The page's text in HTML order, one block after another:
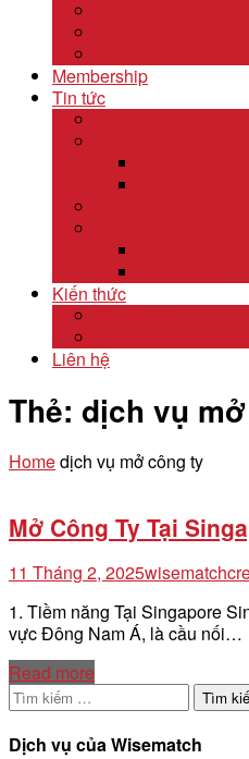
Membership
Tin tức
Kiến thức
Liên hệ
Thẻ: dịch vụ
Homedịch vụ mở công ty
Mở Công Ty Tại
11 Tháng 2, 2025
1. Tiềm năng Tại Singapore
vực Đông Nam Á, là cầu nối…
Read more
Tìm
kiếm
cho:
Dịch vụ của Wisematch